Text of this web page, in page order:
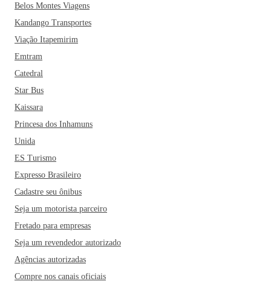
Serrana também não pode ir embora sem experimentar as
delícias da gastronomia local, como o feijão tropeiro, o tutu
à mineira, o leitão a pururuca, o frango com quiabo, o
delicioso doce de leite e o tradicional pão de queijo. E aí,
está esperando o que para pegar o próximo ônibus?
Belos Montes Viagens
Kandango Transportes
Viação Itapemirim
Emtram
Catedral
Star Bus
Kaissara
Princesa dos Inhamuns
Unida
ES Turismo
Expresso Brasileiro
Cadastre seu ônibus
Seja um motorista parceiro
Fretado para empresas
Seja um revendedor autorizado
Agências autorizadas
Compre nos canais oficiais